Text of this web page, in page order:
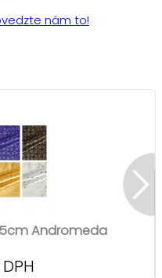
nám to!
Andromeda